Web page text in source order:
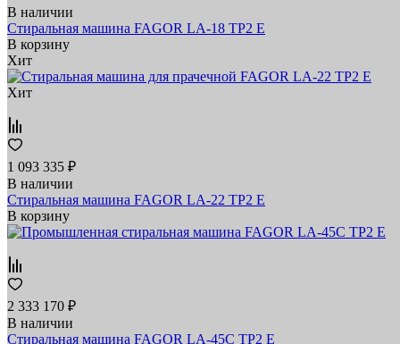
В наличии
Стиральная машина FAGOR LA-18 TP2 E
В корзину
Хит
Хит
1 093 335 ₽
В наличии
Стиральная машина FAGOR LA-22 TP2 E
В корзину
2 333 170 ₽
В наличии
Стиральная машина FAGOR LA-45C TP2 E